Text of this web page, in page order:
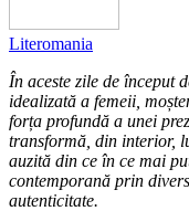
Literomania
În aceste zile de început
idealizată a femeii,
forța profundă a unei
transformă, din interior,
auzită din ce în ce mai
contemporană prin
autenticitate.